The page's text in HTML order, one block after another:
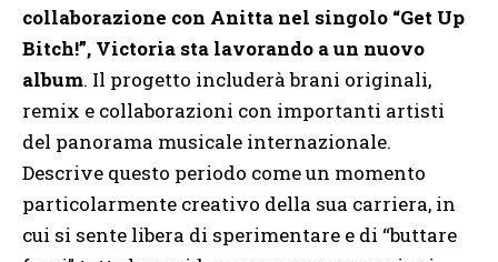
collaborazione con Anitta nel singolo “Get Up
Bitch!”, Victoria sta lavorando a un nuovo
album. Il progetto includerà brani originali,
remix e collaborazioni con importanti artisti
del panorama musicale internazionale.
Descrive questo periodo come un momento
particolarmente creativo della sua carriera, in
cui si sente libera di sperimentare e di “buttare